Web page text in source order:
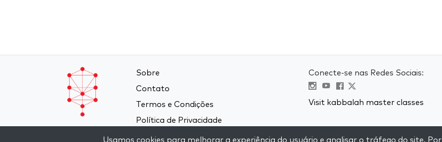
Sobre
Contato
Termos e Condições
Política de Privacidade
Conecte-se nas Redes Sociais:
Visit kabbalah master classes
Usamos cookies para melhorar a experiência do usuário e analisar o tráfego do site. Por